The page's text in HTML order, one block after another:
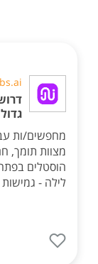
גדול
מחפשים/ות
מצוות תומך,
הוסטלים
לילה -